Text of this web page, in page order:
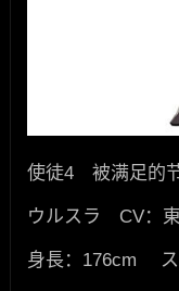
使徒4 被满足的节
ウルスラ CV：
身長：176cm ス